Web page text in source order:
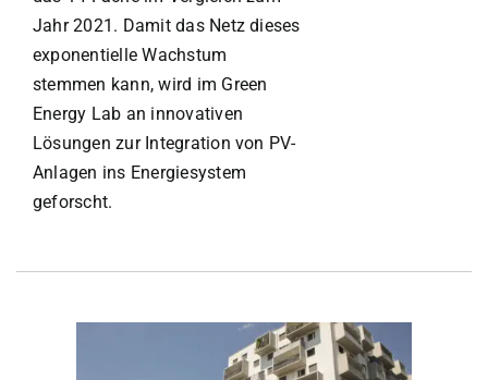
Jahr 2021. Damit das Netz dieses
exponentielle Wachstum
stemmen kann, wird im Green
Energy Lab an innovativen
Lösungen zur Integration von PV-
Anlagen ins Energiesystem
geforscht.